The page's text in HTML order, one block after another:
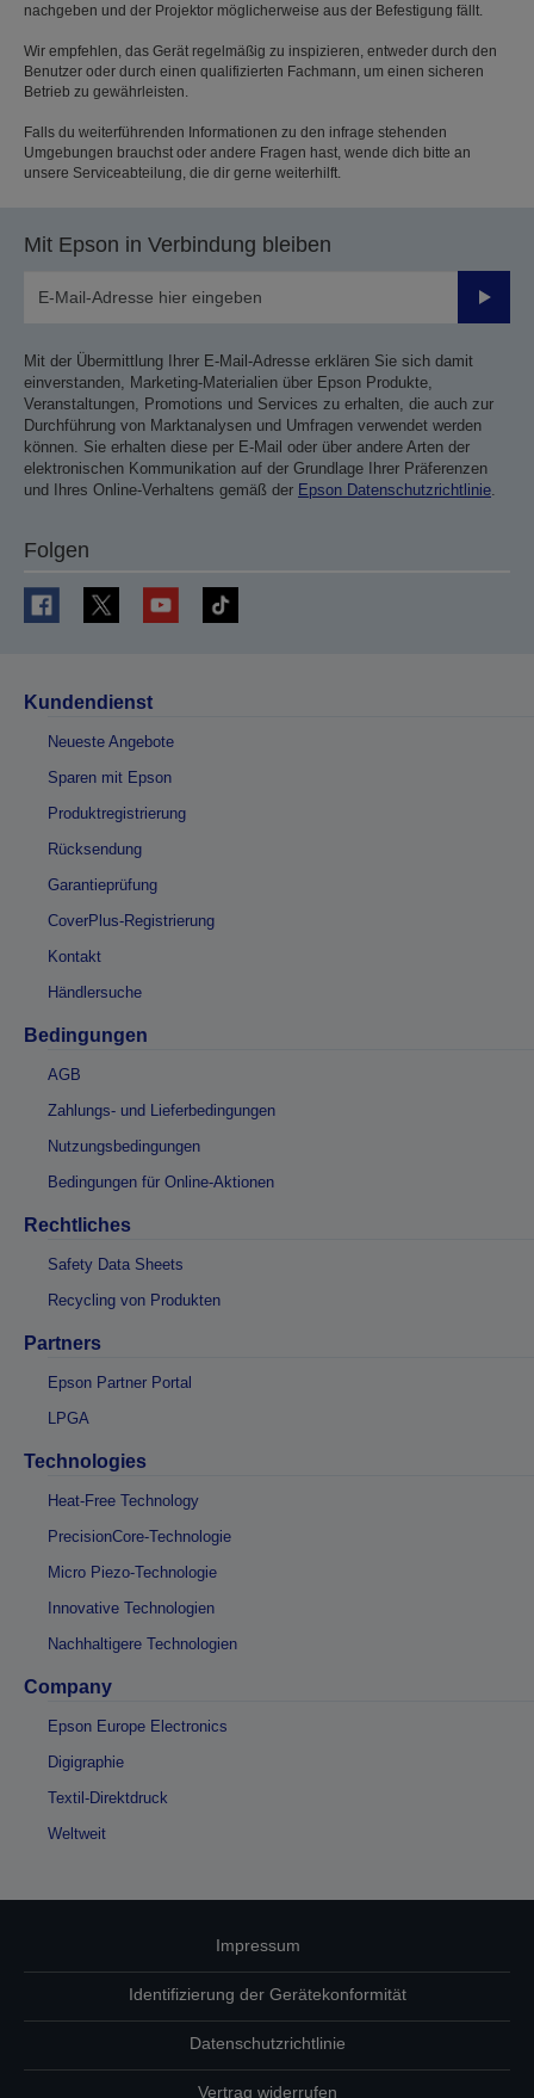
nachgeben und der Projektor möglicherweise aus der Befestigung fällt.
Wir empfehlen, das Gerät regelmäßig zu inspizieren, entweder durch den
Benutzer oder durch einen qualifizierten Fachmann, um einen sicheren
Betrieb zu gewährleisten.
Falls du weiterführenden Informationen zu den infrage stehenden
Umgebungen brauchst oder andere Fragen hast, wende dich bitte an
unsere Serviceabteilung, die dir gerne weiterhilft.
Mit Epson in Verbindung bleiben
Mit der Übermittlung Ihrer E-Mail-Adresse erklären Sie sich damit
einverstanden, Marketing-Materialien über Epson Produkte,
Veranstaltungen, Promotions und Services zu erhalten, die auch zur
Durchführung von Marktanalysen und Umfragen verwendet werden
können. Sie erhalten diese per E-Mail oder über andere Arten der
elektronischen Kommunikation auf der Grundlage Ihrer Präferenzen
und Ihres Online-Verhaltens gemäß der Epson Datenschutzrichtlinie
Folgen
Kundendienst
Neueste Angebote
Sparen mit Epson
Produktregistrierung
Rücksendung
Garantieprüfung
CoverPlus-Registrierung
Kontakt
Händlersuche
Bedingungen
AGB
Zahlungs- und Lieferbedingungen
Nutzungsbedingungen
Bedingungen für Online-Aktionen
Rechtliches
Safety Data Sheets
Recycling von Produkten
Partners
Epson Partner Portal
LPGA
Technologies
Heat-Free Technology
PrecisionCore-Technologie
Micro Piezo-Technologie
Innovative Technologien
Nachhaltigere Technologien
Company
Epson Europe Electronics
Digigraphie
Textil-Direktdruck
Weltweit
Impressum
Identifizierung der Gerätekonformität
Datenschutzrichtlinie
Vertrag widerrufen